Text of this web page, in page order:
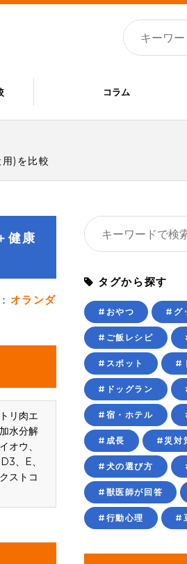
コラム
)を比較
健康
オランダ
リ肉エ
水分解
オウ、
、E、
ストコ
タグから探す
#おやつ #グ
#ご飯レシピ
#スポット #
#ドッグラン
#宿・ホテル
#成長 #災対
#犬の選び方
#獣医師が回答
#行動心理 #